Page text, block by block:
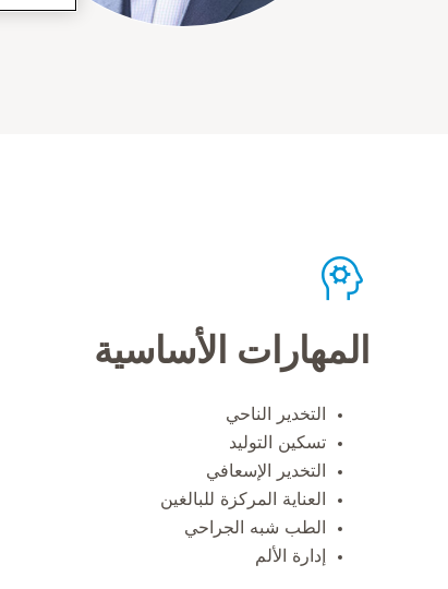
المهارات الأساسية
التخدير الناحي
تسكين التوليد
التخدير الإسعافي
العناية المركزة للبالغين
الطب شبه الجراحي
إدارة الألم